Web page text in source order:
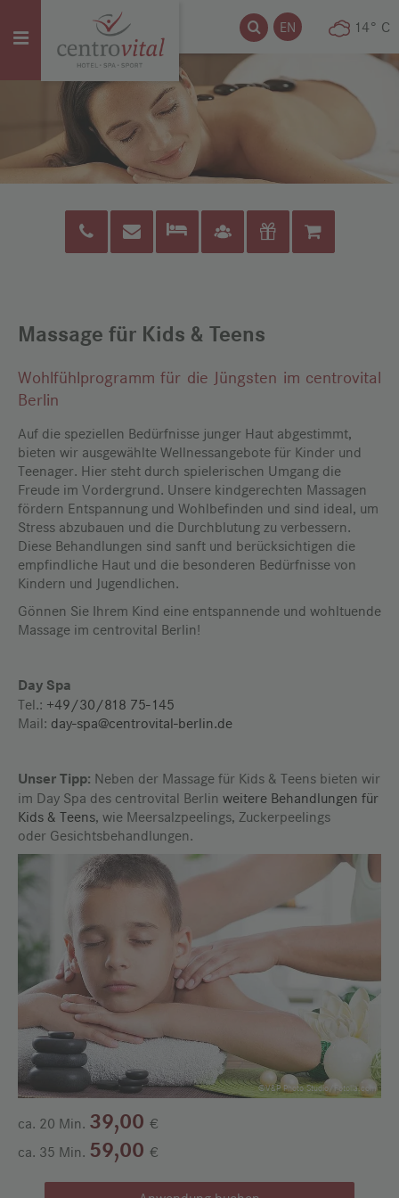
Menü
Suche
SucheEN 14° C
Shop
Massage für Kids & Teens
Wohlfühlprogramm für die Jüngsten im centrovital
Berlin
Auf die speziellen Bedürfnisse junger Haut abgestimmt,
bieten wir ausgewählte Wellnessangebote für Kinder und
Teenager. Hier steht durch spielerischen Umgang die
Freude im Vordergrund. Unsere kindgerechten Massagen
fördern Entspannung und Wohlbefinden und sind ideal, um
Stress abzubauen und die Durchblutung zu verbessern.
Diese Behandlungen sind sanft und berücksichtigen die
empfindliche Haut und die besonderen Bedürfnisse von
Kindern und Jugendlichen.
Gönnen Sie Ihrem Kind eine entspannende und wohltuende
Massage im centrovital Berlin!
Day Spa
Tel.: +49/30/818 75-145
Mail: day-spa@centrovital-berlin.de
Unser Tipp: Neben der Massage für Kids & Teens bieten wir
im Day Spa des centrovital Berlin weitere Behandlungen für
Kids & Teens, wie Meersalzpeelings, Zuckerpeelings
oder Gesichtsbehandlungen.
©V&P Photo Studio/Fotolia.com
ca. 20 Min. 39,00 €
ca. 35 Min. 59,00 €